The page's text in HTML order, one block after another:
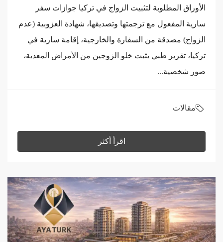
الأوراق المطلوبة لتثبيت الزواج في تركيا جوازات سفر
سارية المفعول مع ترجمتها وتصديقها، شهادة العزوبية (عدم
الزواج) مصدقة من السفارة والخارجية، إقامة سارية في
تركيا، تقرير طبي يثبت خلو الزوجين من الأمراض المعدية،
صور شخصية...
مقالات
اقرأ أكثر